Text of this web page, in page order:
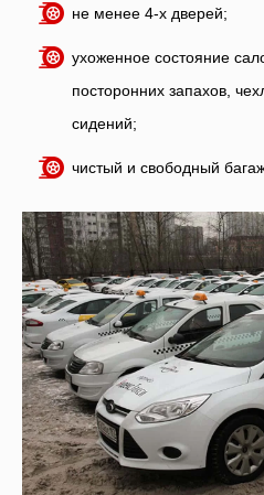
не менее 4-х дверей;
ухоженное состояние
посторонних запахов,
сидений;
чистый и свободный